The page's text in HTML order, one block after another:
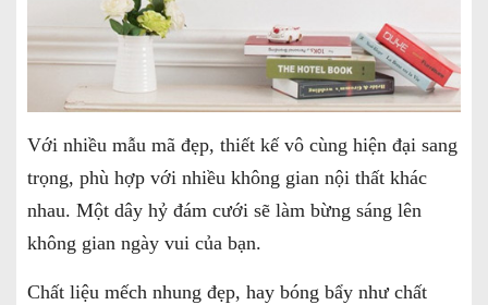
Với nhiều mẫu mã đẹp, thiết kế vô cùng hiện đại sang
trọng, phù hợp với nhiều không gian nội thất khác
nhau. Một dây hỷ đám cưới sẽ làm bừng sáng lên
không gian ngày vui của bạn.
Chất liệu mếch nhung đẹp, hay bóng bẩy như chất